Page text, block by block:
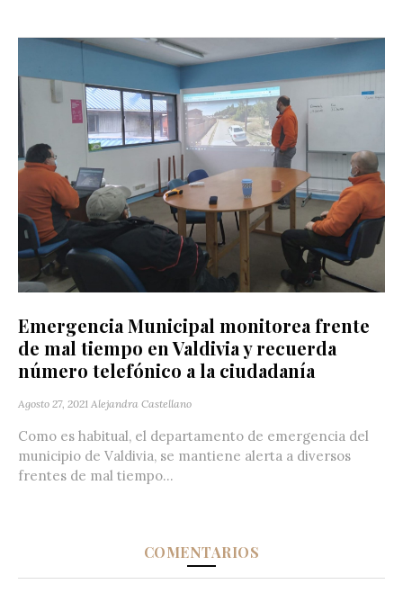
Emergencia Municipal monitorea frente
de mal tiempo en Valdivia y recuerda
número telefónico a la ciudadanía
Agosto 27, 2021 Alejandra Castellano
Como es habitual, el departamento de emergencia del
municipio de Valdivia, se mantiene alerta a diversos
frentes de mal tiempo...
COMENTARIOS